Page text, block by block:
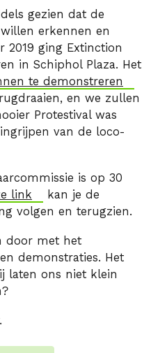
gezien dat de
erkennen en
2019 ging Extinction
in Schiphol Plaza. Het
te demonstreren
en we zullen
Protestival was
van de loco-
is op 30
link
kan je de
volgen en terugzien.
door met het
demonstraties. Het
laten ons niet klein
.